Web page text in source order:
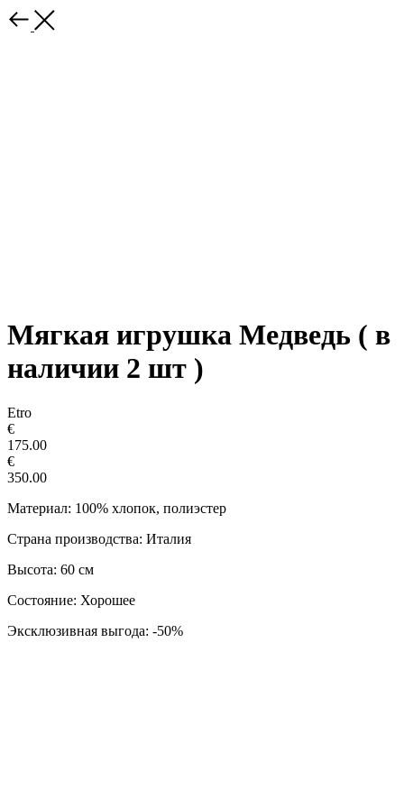
Мягкая игрушка Медведь ( в
наличии 2 шт )
Etro
€
175.00
€
350.00
Материал: 100% хлопок, полиэстер
Страна производства: Италия
Высота: 60 см
Состояние: Хорошее
Эксклюзивная выгода: -50%